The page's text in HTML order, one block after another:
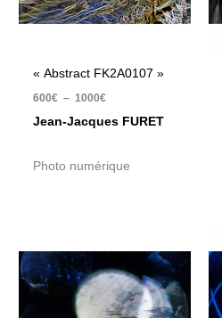
« Abstract FK2A0107 »
600€ – 1000€
Jean-Jacques FURET
Photo numérique
prix :
600€
à
1000€